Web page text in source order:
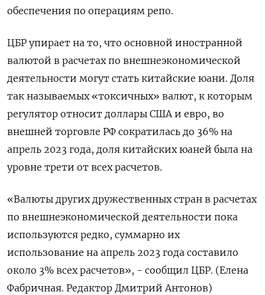
обеспечения по операциям репо.
ЦБР упирает на то, что основной иностранной
валютой в расчетах по внешнеэкономической
деятельности могут стать китайские юани. Доля
так называемых «токсичных» валют, к которым
регулятор относит доллары США и евро, во
внешней торговле РФ сократилась до 36% на
апрель 2023 года, доля китайских юаней была на
уровне трети от всех расчетов.
«Валюты других дружественных стран в расчетах
по внешнеэкономической деятельности пока
используются редко, суммарно их
использование на апрель 2023 года составило
около 3% всех расчетов», - сообщил ЦБР. (Елена
Фабричная. Редактор Дмитрий Антонов)